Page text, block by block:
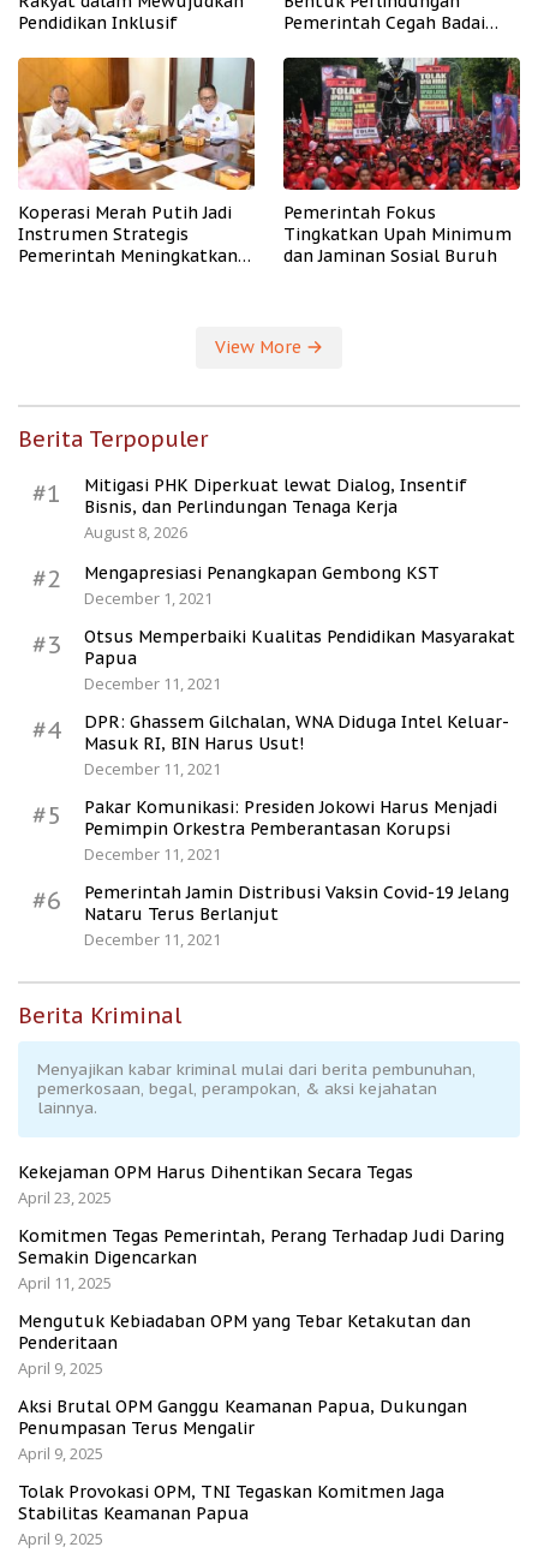
Pendidikan Inklusif
Pemerintah Cegah Badai
Koperasi Merah Putih Jadi
Instrumen Strategis
Pemerintah Meningkatkan
Pemerintah Fokus
Tingkatkan Upah Minimum
dan Jaminan Sosial Buruh
View More
Berita Terpopuler
#1
Mitigasi PHK Diperkuat lewat Dialog, Insentif
Bisnis, dan Perlindungan Tenaga Kerja
August 8, 2026
#2
Mengapresiasi Penangkapan Gembong KST
December 1, 2021
#3
Otsus Memperbaiki Kualitas Pendidikan Masyarakat
Papua
December 11, 2021
#4
DPR: Ghassem Gilchalan, WNA Diduga Intel Keluar-
Masuk RI, BIN Harus Usut!
December 11, 2021
#5
Pakar Komunikasi: Presiden Jokowi Harus Menjadi
Pemimpin Orkestra Pemberantasan Korupsi
December 11, 2021
#6
Pemerintah Jamin Distribusi Vaksin Covid-19 Jelang
Nataru Terus Berlanjut
December 11, 2021
Berita Kriminal
Menyajikan kabar kriminal mulai dari berita pembunuhan,
pemerkosaan, begal, perampokan, & aksi kejahatan
lainnya.
Kekejaman OPM Harus Dihentikan Secara Tegas
April 23, 2025
Komitmen Tegas Pemerintah, Perang Terhadap Judi Daring
Semakin Digencarkan
April 11, 2025
Mengutuk Kebiadaban OPM yang Tebar Ketakutan dan
Penderitaan
April 9, 2025
Aksi Brutal OPM Ganggu Keamanan Papua, Dukungan
Penumpasan Terus Mengalir
April 9, 2025
Tolak Provokasi OPM, TNI Tegaskan Komitmen Jaga
Stabilitas Keamanan Papua
April 9, 2025